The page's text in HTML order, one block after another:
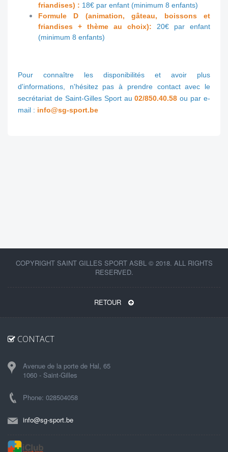
friandises) : 18€ par enfant (minimum 8 enfants)
Formule D (animation, gâteau, boissons et
friandises + thème au choix): 20€ par enfant
(minimum 8 enfants)
Pour connaître les disponibilités et avoir plus
d'informations, n'hésitez pas à prendre contact avec le
secrétariat de Saint-Gilles Sport au02/850.40.58 ou par e-
mail : info@sg-sport.be
COPYRIGHT SAINT GILLES SPORT ASBL © 2018. ALL RIGHTS
RESERVED.
RETOUR
CONTACT
Avenue de la porte de Hal, 65
1060 - Saint-Gilles
Phone: 028504058
info@sg-sport.be